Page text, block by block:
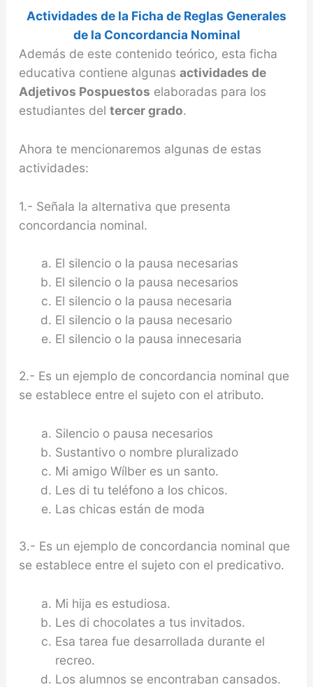
Actividades de la Ficha de Reglas Generales
de la Concordancia Nominal
Además de este contenido teórico, esta ficha
educativa contiene algunas actividades de
Adjetivos Pospuestos elaboradas para los
estudiantes del tercer grado.
Ahora te mencionaremos algunas de estas
actividades:
1.- Señala la alternativa que presenta
concordancia nominal.
El silencio o la pausa necesarias
El silencio o la pausa necesarios
El silencio o la pausa necesaria
El silencio o la pausa necesario
El silencio o la pausa innecesaria
2.- Es un ejemplo de concordancia nominal que
se establece entre el sujeto con el atributo.
Silencio o pausa necesarios
Sustantivo o nombre pluralizado
Mi amigo Wílber es un santo.
Les di tu teléfono a los chicos.
Las chicas están de moda
3.- Es un ejemplo de concordancia nominal que
se establece entre el sujeto con el predicativo.
Mi hija es estudiosa.
Les di chocolates a tus invitados.
Esa tarea fue desarrollada durante el
recreo.
Los alumnos se encontraban cansados.